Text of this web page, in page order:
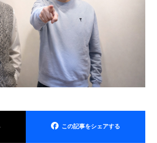
この記事をシェアする